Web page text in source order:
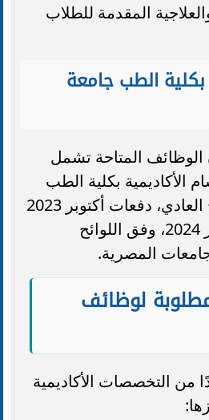
المقدمة للطلاب
الطب جامعة
المتاحة تشمل
الأكاديمية بكلية الطب
من خريجي البرنامج العادي، دفعات أكتوبر 2023
ويناير 2024 ونوفمبر 2024، وفق اللوائح
المصرية.
لوظائف
التخصصات الأكاديمية